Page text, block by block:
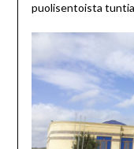
puolisentoista